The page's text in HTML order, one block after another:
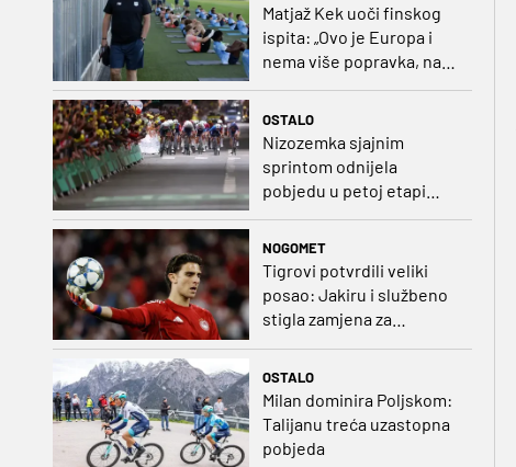
Matjaž Kek uoči finskog
ispita: „Ovo je Europa i
nema više popravka, na
Rujevici se nešto pita i
OSTALO
Nizozemka sjajnim
sprintom odnijela
pobjedu u petoj etapi
NOGOMET
Tigrovi potvrdili veliki
posao: Jakiru i službeno
stigla zamjena za
OSTALO
Milan dominira Poljskom:
Talijanu treća uzastopna
pobjeda